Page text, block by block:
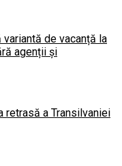
variantă de vacanță la
agenții și
retrasă a Transilvaniei